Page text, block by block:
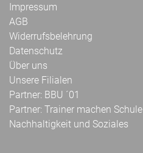
Impressum
AGB
Widerrufsbelehrung
Datenschutz
Über uns
Unsere Filialen
Partner: BBU ´01
Partner: Trainer machen Schule
Nachhaltigkeit und Soziales